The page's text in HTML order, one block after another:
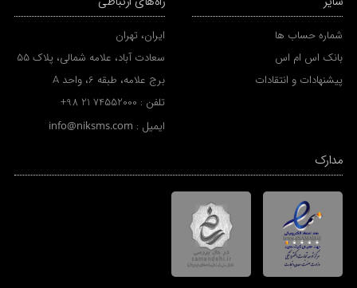
شماره حساب ها
بانک اس ام اس
پیشنهادات و انتقادات
ایران، تهران
سعادت آباد، علامه شمالی، پلاک 55
برج علامه، طبقه 6، واحد A
تلفن : +98 21 74552000
ایمیل : info@niksms.com
مدارک